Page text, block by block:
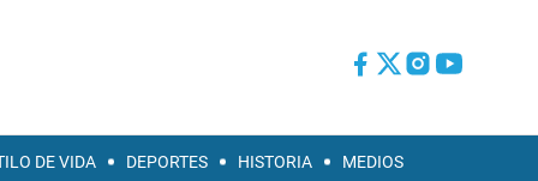
DE VIDA DEPORTES HISTORIA MEDIOS